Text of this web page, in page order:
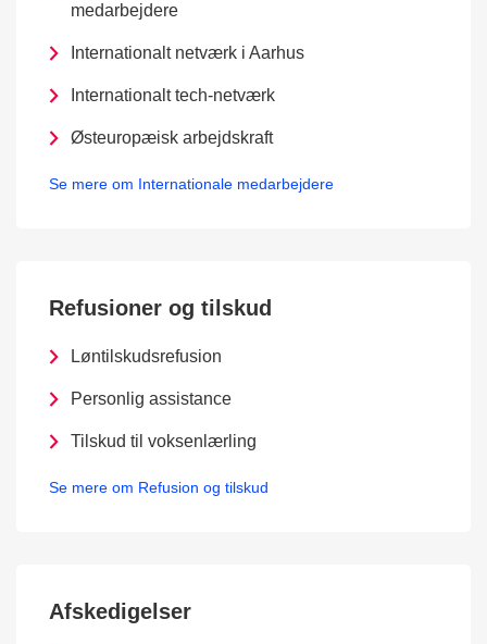
medarbejdere
Internationalt netværk i Aarhus
Internationalt tech-netværk
Østeuropæisk arbejdskraft
Se mere om Internationale medarbejdere
Refusioner og tilskud
Løntilskudsrefusion
Personlig assistance
Tilskud til voksenlærling
Se mere om Refusion og tilskud
Afskedigelser